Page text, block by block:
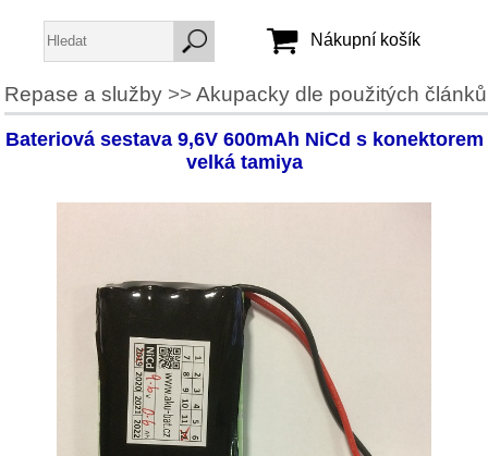
Jméno:
Heslo:
Nákupní košík
Repase a služby>>Akupacky dle použitých článků
Bateriová sestava 9,6V 600mAh NiCd s konektorem
velká tamiya